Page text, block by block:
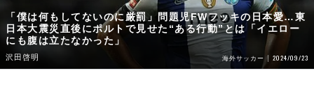
「僕は何もしてないのに厳罰」問題児FWフッキの日本愛…東
日本大震災直後にポルトで見せた“ある行動”とは「イエロー
にも腹は立たなかった」
沢田啓明 海外サッカー 2024/09/23